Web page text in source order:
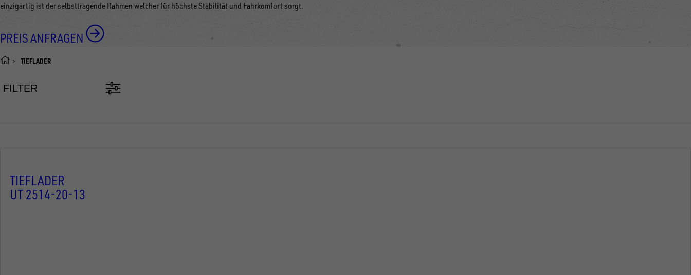
einzigartig ist der selbsttragende Rahmen welcher für höchste Stabilität und Fahrkomfort sorgt.
PREIS ANFRAGEN
TIEFLADER
FILTER
TIEFLADER
UT 2514-20-13